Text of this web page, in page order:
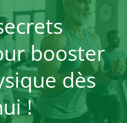
booster
dès
!